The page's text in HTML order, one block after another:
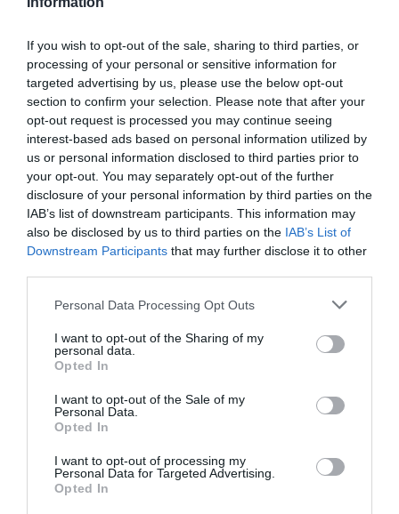
If you wish to opt-out of the sale, sharing to third parties, or
processing of your personal or sensitive information for
targeted advertising by us, please use the below opt-out
section to confirm your selection. Please note that after your
opt-out request is processed you may continue seeing
interest-based ads based on personal information utilized by
us or personal information disclosed to third parties prior to
your opt-out. You may separately opt-out of the further
disclosure of your personal information by third parties on the
IAB’s list of downstream participants. This information may
also be disclosed by us to third parties on the IAB’s List of
Downstream Participants that may further disclose it to other
Please note that this website/app uses one or more Google
not limited to your visit or usage behaviour. You may click to
grant or deny consent to Google and its third-party tags to
use your data for below specified purposes in below Google
consent section.
Personal Data Processing Opt Outs
I want to opt-out of the Sharing of my
personal data.
Opted In
I want to opt-out of the Sale of my
Personal Data.
Opted In
I want to opt-out of processing my
Personal Data for Targeted Advertising.
Opted In
εταιρεία MTIS. Στο πάνελ της παρουσίασης,
Ηνωμένων Πολιτειών της Αμερικής στην Αθήνα
[…]
ΨΗΦΙΑΚΟΣ ΜΕΤΑΣΧΗΜΑΤΙΣΜΟΣ
ONEX και CISCΟ φτιάχνουν το
Διεθνές Κέντρο Θαλάσσιας
Σύρο